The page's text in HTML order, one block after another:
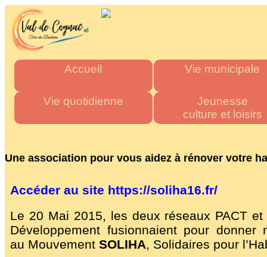
Accueil
Mairie
Vie municipale
Horaires des mairies
Charte commune
Comptes rendus et
Espace France
Vie quotidienne
Commerces de proximité
Transports
Tous les numéros
Jeunesse
culture et loisirs
Stade multisports
Cantine Scolaire
Centre d'accueil
de loisirs
"La P'tite Pomme"
Médiathèque
Une association pour vous aidez à rénover votre
Accéder au site https://soliha16.fr/
Le 20 Mai 2015, les deux réseaux PACT et
Développement fusionnaient pour donner
au Mouvement SOLIHA, Solidaires pour